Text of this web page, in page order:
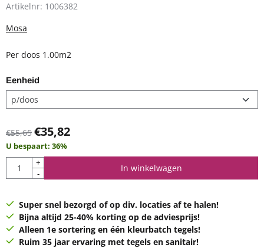
Artikelnr: 1006382
Mosa
Per doos 1.00m2
Eenheid
€55,65 €35,82
U bespaart: 36%
Aantal
+
-
In winkelwagen
Super snel bezorgd of op div. locaties af te halen!
Bijna altijd 25-40% korting op de adviesprijs!
Alleen 1e sortering en één kleurbatch tegels!
Ruim 35 jaar ervaring met tegels en sanitair!